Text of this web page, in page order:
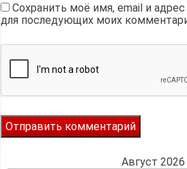
Сохранить моё имя, email и
для последующих моих
Август 2026